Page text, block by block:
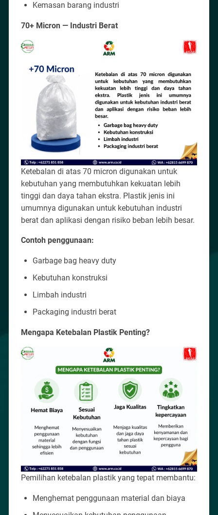
Kemasan barang industri
70+ Micron — Industri Berat
Ketebalan di atas 70 micron digunakan untuk
kebutuhan yang membutuhkan kekuatan lebih
tinggi dan daya tahan ekstra. Plastik jenis ini
umumnya digunakan untuk kebutuhan industri
berat dan aplikasi dengan risiko beban lebih besar.
Contoh penggunaan:
Garbage bag heavy duty
Kebutuhan konstruksi
Limbah industri
Packaging industri berat
Mengapa Ketebalan Plastik Penting?
Pemilihan ketebalan plastik yang tepat membantu:
Menghemat penggunaan material dan biaya